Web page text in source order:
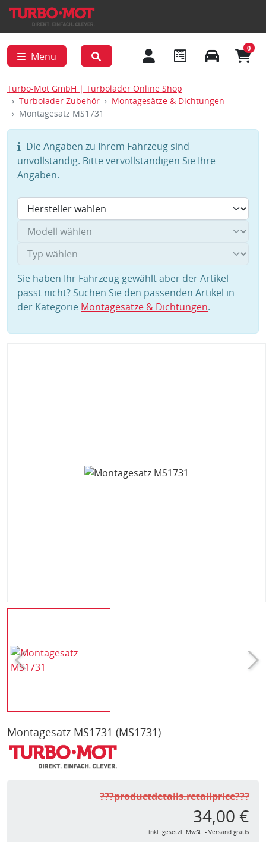
Menü
0
Turbo-Mot GmbH | Turbolader Online Shop
Turbolader Zubehör
Montagesätze & Dichtungen
Montagesatz MS1731
Die Angaben zu Ihrem Fahrzeug sind
unvollständig. Bitte vervollständigen Sie Ihre
Angaben.
Sie haben Ihr Fahrzeug gewählt aber der Artikel
passt nicht? Suchen Sie den passenden Artikel in
der Kategorie Montagesätze & Dichtungen.
Montagesatz MS1731 (MS1731)
???productdetails.retailprice???
34,00 €
inkl. gesetzl. MwSt. - Versand gratis